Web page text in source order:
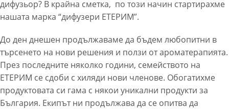
дифузьор? В крайна сметка, по този начин стартирахме
нашата марка “дифузери ЕТЕРИМ”.
До ден днешен продължаваме да бъдем любопитни в
търсенето на нови решения и ползи от ароматерапията.
През последните няколко години, семейството на
ЕТЕРИМ се сдоби с хиляди нови членове. Обогатихме
продуктовата си гама с някои уникални продукти за
България. Екипът ни продължава да се опитва да